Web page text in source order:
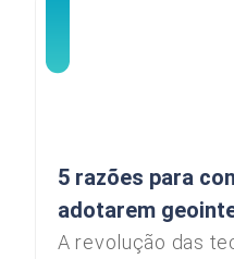
5 razões para
adotarem
A revolução das